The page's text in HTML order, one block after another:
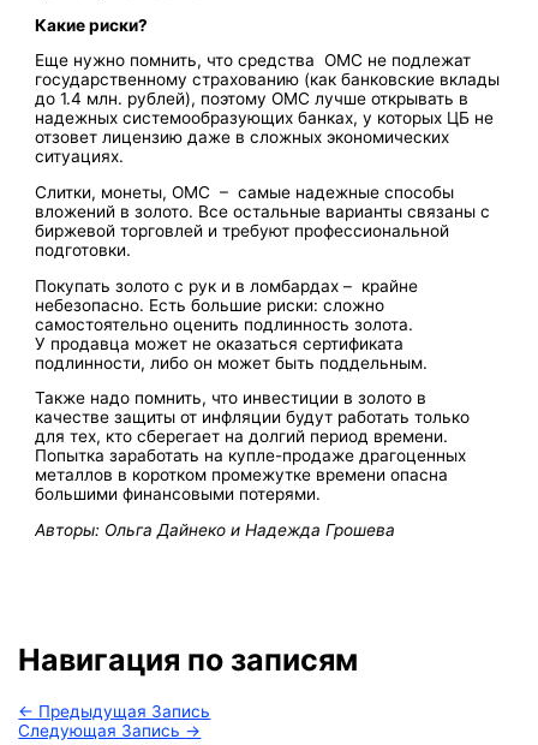
Какие риски?
Еще нужно помнить, что средства ОМС не подлежат
государственному страхованию (как банковские вклады
до 1.4 млн. рублей), поэтому ОМС лучше открывать в
надежных системообразующих банках, у которых ЦБ не
отзовет лицензию даже в сложных экономических
ситуациях.
Слитки, монеты, ОМС – самые надежные способы
вложений в золото. Все остальные варианты связаны с
биржевой торговлей и требуют профессиональной
подготовки.
Покупать золото с рук и в ломбардах – крайне
небезопасно. Есть большие риски: сложно
самостоятельно оценить подлинность золота.
У продавца может не оказаться сертификата
подлинности, либо он может быть поддельным.
Также надо помнить, что инвестиции в золото в
качестве защиты от инфляции будут работать только
для тех, кто сберегает на долгий период времени.
Попытка заработать на купле-продаже драгоценных
металлов в коротком промежутке времени опасна
большими финансовыми потерями.
Авторы: Ольга Дайнеко и Надежда Грошева
Навигация по записям
← Предыдущая Запись
Следующая Запись →